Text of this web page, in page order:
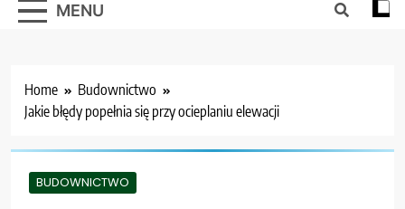
MENU
Home
Budownictwo
Jakie błędy popełnia się przy ocieplaniu elewacji
BUDOWNICTWO